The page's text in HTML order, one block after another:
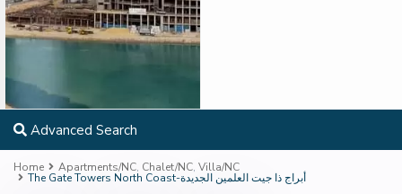
Advanced Search
Home Apartments/NC, Chalet/NC,Villa/NC
The Gate Towers North Coast-أبراج ذا جيت العلمين الجديدة